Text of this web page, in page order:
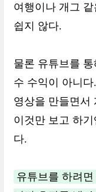
여행이나 개그
쉽지 않다.
물론 유튜브를
수 수익이 아니다.
영상을 만들면서
이것만 보고 하
다.
유튜브를 하려